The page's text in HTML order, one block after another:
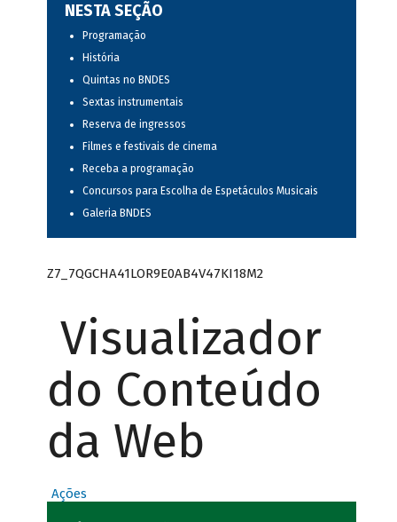
NESTA SEÇÃO
Programação
História
Quintas no BNDES
Sextas instrumentais
Reserva de ingressos
Filmes e festivais de cinema
Receba a programação
Concursos para Escolha de Espetáculos Musicais
Galeria BNDES
Z7_7QGCHA41LOR9E0AB4V47KI18M2
Visualizador
do Conteúdo
da Web
Ações